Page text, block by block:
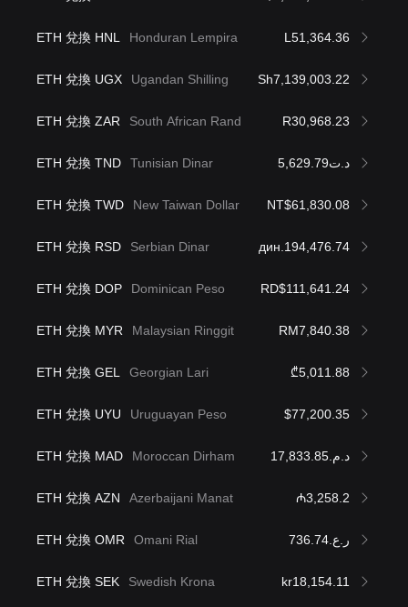
ETH 兌換 HNL Honduran Lempira L51,364.36
ETH 兌換 UGX Ugandan Shilling Sh7,139,003.22
ETH 兌換 ZAR South African Rand R30,968.23
ETH 兌換 TND Tunisian Dinar د.ت5,629.79
ETH 兌換 TWD New Taiwan Dollar NT$61,830.08
ETH 兌換 RSD Serbian Dinar дин.194,476.74
ETH 兌換 DOP Dominican Peso RD$111,641.24
ETH 兌換 MYR Malaysian Ringgit RM7,840.38
ETH 兌換 GEL Georgian Lari ₾5,011.88
ETH 兌換 UYU Uruguayan Peso $77,200.35
ETH 兌換 MAD Moroccan Dirham د.م.17,833.85
ETH 兌換 AZN Azerbaijani Manat ₼3,258.2
ETH 兌換 OMR Omani Rial ر.ع.736.74
ETH 兌換 SEK Swedish Krona kr18,154.11